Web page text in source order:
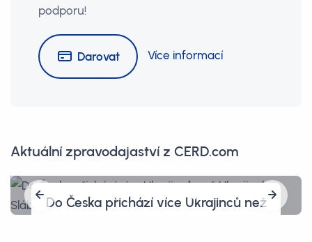
podporu!
Darovat Více informací
Aktuální zpravodajaství z CERD.com
Do Česka přichází více Ukrajinců než